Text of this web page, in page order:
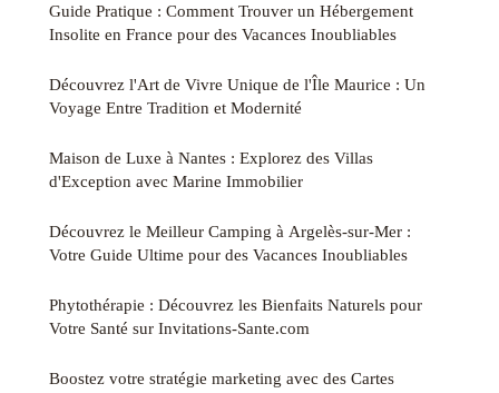
Guide Pratique : Comment Trouver un Hébergement
Insolite en France pour des Vacances Inoubliables
Découvrez l'Art de Vivre Unique de l'Île Maurice : Un
Voyage Entre Tradition et Modernité
Maison de Luxe à Nantes : Explorez des Villas
d'Exception avec Marine Immobilier
Découvrez le Meilleur Camping à Argelès-sur-Mer :
Votre Guide Ultime pour des Vacances Inoubliables
Phytothérapie : Découvrez les Bienfaits Naturels pour
Votre Santé sur Invitations-Sante.com
Boostez votre stratégie marketing avec des Cartes